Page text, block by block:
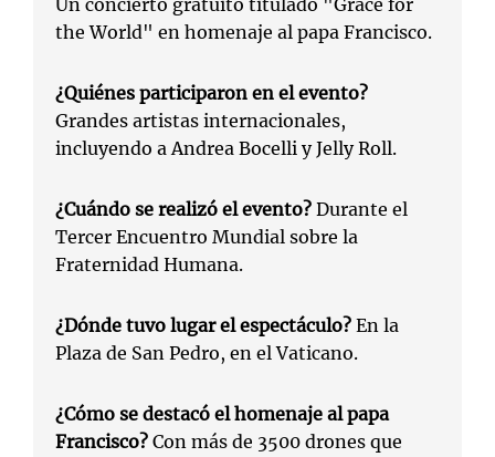
Un concierto gratuito titulado "Grace for
the World" en homenaje al papa Francisco.
¿Quiénes participaron en el evento?
Grandes artistas internacionales,
incluyendo a Andrea Bocelli y Jelly Roll.
¿Cuándo se realizó el evento? Durante el
Tercer Encuentro Mundial sobre la
Fraternidad Humana.
¿Dónde tuvo lugar el espectáculo? En la
Plaza de San Pedro, en el Vaticano.
¿Cómo se destacó el homenaje al papa
Francisco? Con más de 3500 drones que